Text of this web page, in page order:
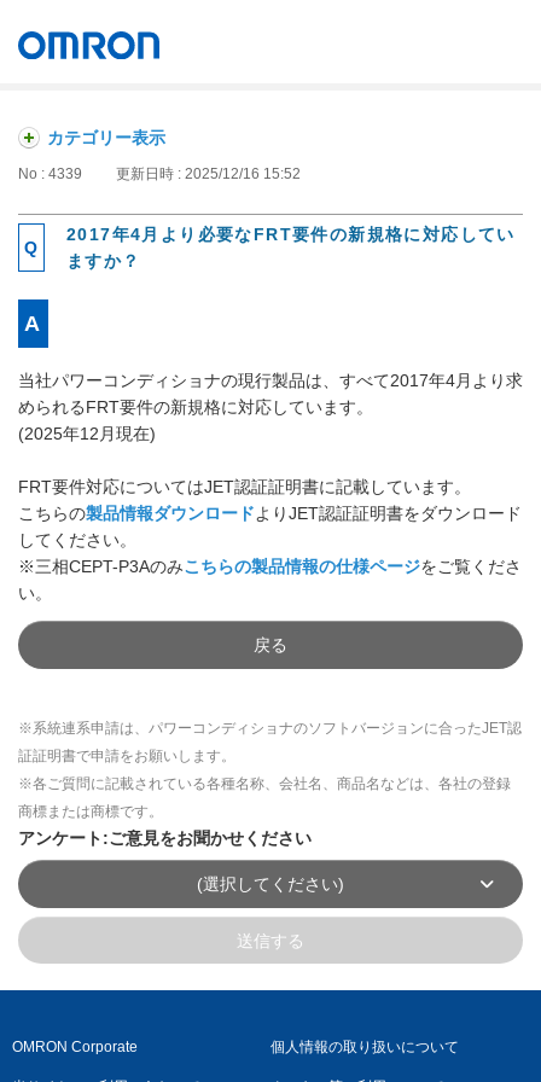
カテゴリー表示
No : 4339 更新日時 : 2025/12/16 15:52
2017年4月より必要なFRT要件の新規格に対応してい
ますか？
当社パワーコンディショナの現行製品は、すべて2017年4月より求
められるFRT要件の新規格に対応しています。
(2025年12月現在)
FRT要件対応についてはJET認証証明書に記載しています。
こちらの製品情報ダウンロードよりJET認証証明書をダウンロード
してください。
※三相CEPT-P3Aのみこちらの製品情報の仕様ページをご覧くださ
い。
戻る
※系統連系申請は、パワーコンディショナのソフトバージョンに合ったJET認
証証明書で申請をお願いします。
※各ご質問に記載されている各種名称、会社名、商品名などは、各社の登録
商標または商標です。
アンケート:ご意見をお聞かせください
(選択してください)
送信する
OMRON Corporate 個人情報の取り扱いについて